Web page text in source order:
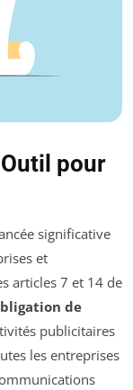
pour
significative
et
articles 7 et 14 de
de
publicitaires
les entreprises